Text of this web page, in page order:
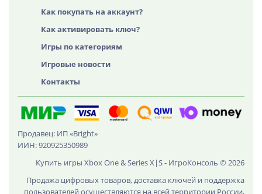
Как покупать на аккаунт?
Как активировать ключ?
Игры по категориям
Игровые новости
Контакты
Продавец: ИП «Bright»
ИИН: 920925350989
Купить игры Xbox One & Series X|S - ИгроКонсоль © 2026
Продажа цифровых товаров, доставка ключей и поддержка
пользователей осуществляются на всей территории России,